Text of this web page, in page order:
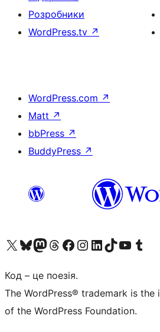
Розробники
WordPress.tv ↗
WordPress.com ↗
Matt ↗
bbPress ↗
BuddyPress ↗
Visit our X (formerly Twitter) account
Visit our Bluesky account
Завітайте до нашої стрічки в Mastodon
Visit our Threads account
Завітайте на нашу сторінку в Facebook
Visit our Instagram account
Visit our LinkedIn account
Visit our TikTok account
Visit our YouTube
Visit our
Код – це поезія.
The WordPress® trademark is
of the WordPress Foundation.